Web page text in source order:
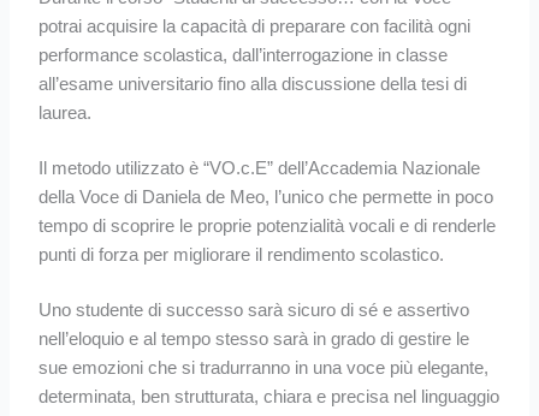
potrai acquisire la capacità di preparare con facilità ogni
performance scolastica, dall’interrogazione in classe
all’esame universitario fino alla discussione della tesi di
laurea.
Il metodo utilizzato è “VO.c.E” dell’Accademia Nazionale
della Voce di Daniela de Meo, l’unico che permette in poco
tempo di scoprire le proprie potenzialità vocali e di renderle
punti di forza per migliorare il rendimento scolastico.
Uno studente di successo sarà sicuro di sé e assertivo
nell’eloquio e al tempo stesso sarà in grado di gestire le
sue emozioni che si tradurranno in una voce più elegante,
determinata, ben strutturata, chiara e precisa nel linguaggio